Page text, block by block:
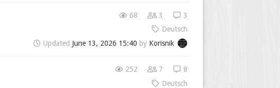
68 3
3
Deutsch
Updated June 13, 2026 15:40 by Korisnik
252 7
8
Deutsch